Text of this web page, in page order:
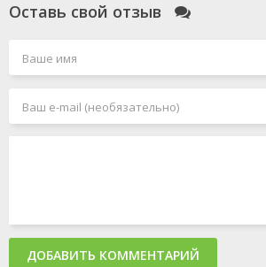
Оставь свой отзыв
ДОБАВИТЬ КОММЕНТАРИЙ